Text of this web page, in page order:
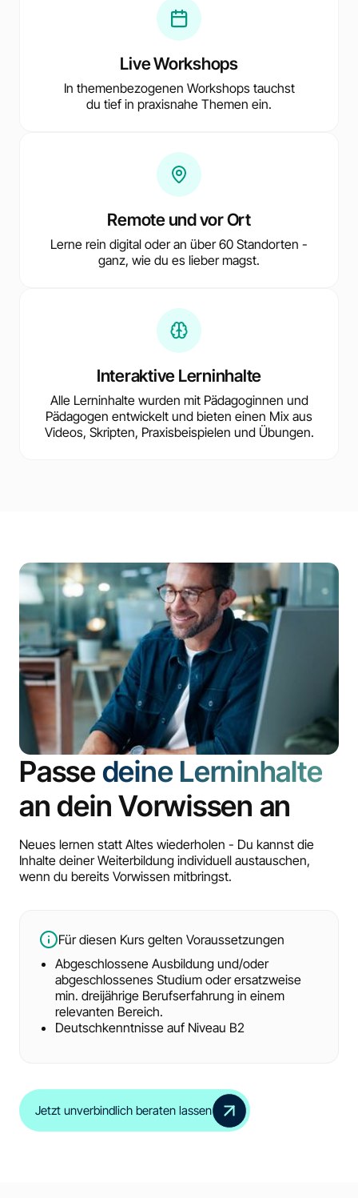
Live Workshops
In themenbezogenen Workshops tauchst
du tief in praxisnahe Themen ein.
Remote und vor Ort
Lerne rein digital oder an über 60 Standorten -
ganz, wie du es lieber magst.
Interaktive Lerninhalte
Alle Lerninhalte wurden mit Pädagoginnen und
Pädagogen entwickelt und bieten einen Mix aus
Videos, Skripten, Praxisbeispielen und Übungen.
Passedeine Lerninhalte
an dein Vorwissen an
Neues lernen statt Altes wiederholen - Du kannst die
Inhalte deiner Weiterbildung individuell austauschen,
wenn du bereits Vorwissen mitbringst.
Für diesen Kurs gelten Voraussetzungen
Abgeschlossene Ausbildung und/oder
abgeschlossenes Studium oder ersatzweise
min. dreijährige Berufserfahrung in einem
relevanten Bereich.
Deutschkenntnisse auf Niveau B2
Jetzt unverbindlich beraten lassen